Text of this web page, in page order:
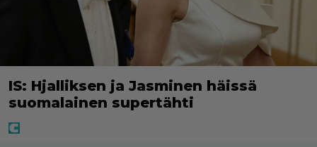
IS: Hjalliksen ja Jasminen häissä
suomalainen supertähti